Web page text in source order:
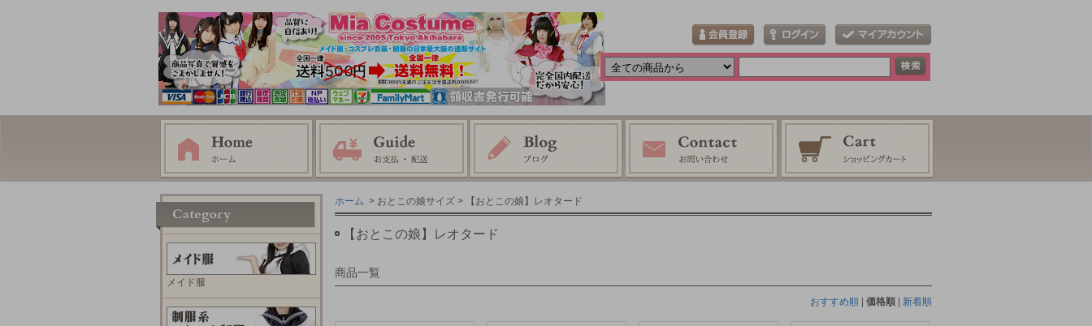
ホーム > おとこの娘サイズ > 【おとこの娘】レオタード
【おとこの娘】レオタード
商品一覧
おすすめ順 価格順 新着順
メイド服